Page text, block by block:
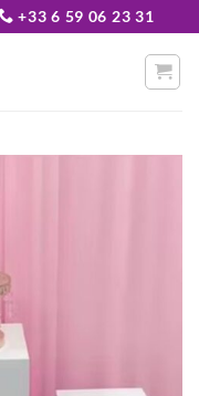
+33 6 59 06 23 31